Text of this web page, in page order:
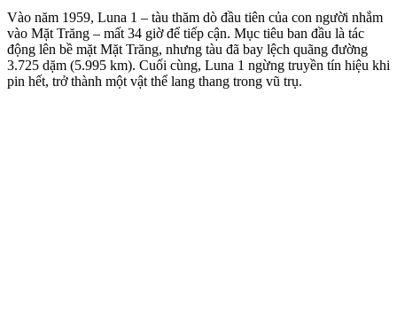
Vào năm 1959, Luna 1 – tàu thăm dò đầu tiên của con người nhắm
vào Mặt Trăng – mất 34 giờ để tiếp cận. Mục tiêu ban đầu là tác
động lên bề mặt Mặt Trăng, nhưng tàu đã bay lệch quãng đường
3.725 dặm (5.995 km). Cuối cùng, Luna 1 ngừng truyền tín hiệu khi
pin hết, trở thành một vật thể lang thang trong vũ trụ.